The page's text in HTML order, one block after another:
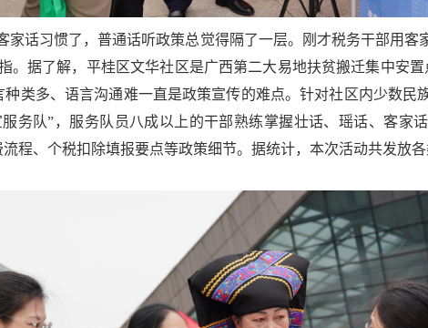
家话习惯了，普通话听政策总觉得隔了一层。刚才税务干部用客
。据了解，平桂区文华社区是广西第二大易地扶贫搬迁集中安
类多、语言沟通难一直是政策宣传的难点。针对社区内少数民
务队”，服务队员八成以上的干部熟练掌握壮话、瑶话、客家
程、个税扣除填报要点等政策细节。据统计，本次活动共发放